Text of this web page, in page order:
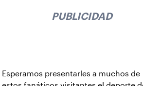
PUBLICIDAD
Esperamos presentarles a muchos de